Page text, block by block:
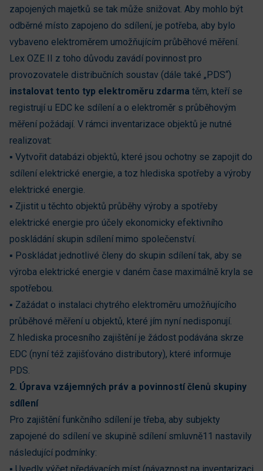
zapojených majetků se tak může snižovat. Aby mohlo být
odběrné místo zapojeno do sdílení, je potřeba, aby bylo
vybaveno elektroměrem umožňujícím průběhové měření.
Lex OZE II z toho důvodu zavádí povinnost pro
provozovatele distribučních soustav (dále také „PDS“)
instalovat tento typ elektroměru zdarma těm, kteří se
registrují u EDC ke sdílení a o elektroměr s průběhovým
měření požádají. V rámci inventarizace objektů je nutné
realizovat:
▪ Vytvořit databázi objektů, které jsou ochotny se zapojit do
sdílení elektrické energie, a toz hlediska spotřeby a výroby
elektrické energie.
▪ Zjistit u těchto objektů průběhy výroby a spotřeby
elektrické energie pro účely ekonomicky efektivního
poskládání skupin sdílení mimo společenství.
▪ Poskládat jednotlivé členy do skupin sdílení tak, aby se
výroba elektrické energie v daném čase maximálně kryla se
spotřebou.
▪ Zažádat o instalaci chytrého elektroměru umožňujícího
průběhové měření u objektů, které jím nyní nedisponují.
Z hlediska procesního zajištění je žádost podávána skrze
EDC (nyní též zajišťováno distributory), které informuje
PDS.
2. Úprava vzájemných práv a povinností členů skupiny
sdílení
Pro zajištění funkčního sdílení je třeba, aby subjekty
zapojené do sdílení ve skupině sdílení smluvně11 nastavily
následující podmínky: